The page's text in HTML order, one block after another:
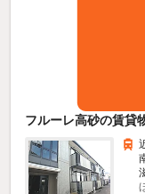
フルーレ高砂の賃貸